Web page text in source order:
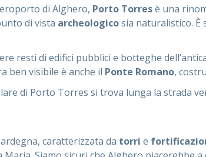
di Alghero, Porto Torresè una
di vista archeologicosia naturalistico. È
resti di edifici pubblici e botteghe
ben visibile è anche il Ponte Romano,
di Porto Torres si trova lunga la strada
caratterizzata da torri e